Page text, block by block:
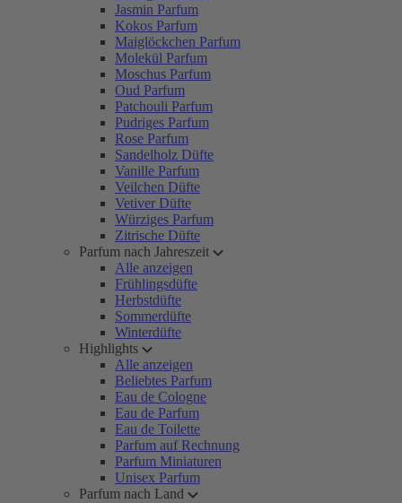
Jasmin Parfum
Kokos Parfum
Maiglöckchen Parfum
Molekül Parfum
Moschus Parfum
Oud Parfum
Patchouli Parfum
Pudriges Parfum
Rose Parfum
Sandelholz Düfte
Vanille Parfum
Veilchen Düfte
Vetiver Düfte
Würziges Parfum
Zitrische Düfte
Parfum nach Jahreszeit
Alle anzeigen
Frühlingsdüfte
Herbstdüfte
Sommerdüfte
Winterdüfte
Highlights
Alle anzeigen
Beliebtes Parfum
Eau de Cologne
Eau de Parfum
Eau de Toilette
Parfum auf Rechnung
Parfum Miniaturen
Unisex Parfum
Parfum nach Land